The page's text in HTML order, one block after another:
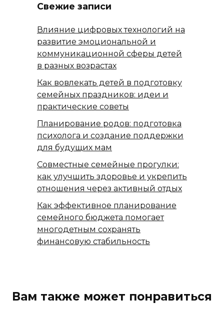
Свежие записи
Влияние цифровых технологий на
развитие эмоциональной и
коммуникационной сферы детей
в разных возрастах
Как вовлекать детей в подготовку
семейных праздников: идеи и
практические советы
Планирование родов: подготовка
психолога и создание поддержки
для будущих мам
Совместные семейные прогулки:
как улучшить здоровье и укрепить
отношения через активный отдых
Как эффективное планирование
семейного бюджета помогает
многодетным сохранять
финансовую стабильность
Вам также может понравиться